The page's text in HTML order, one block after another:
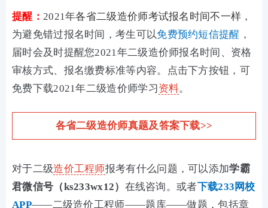
提醒： 2021年各省二级造价师考试报名时间不一样 ，
为避免错过报名时间，考生可以免费预约短信提醒 ，
届时会及时提醒您2021年二级造价师报名时间、资格
审核方式、报名缴费标准等内容。点击下方按钮，可
免费下载2021年二级造价师学习资料。
各省二级造价师真题及答案下载>>
对于二级造价工程师报考有什么问题，可以添加学霸
君微信号（ks233wx12） 在线咨询。或者下载233网校
APP——二级造价工程师——题库——做题，包括章